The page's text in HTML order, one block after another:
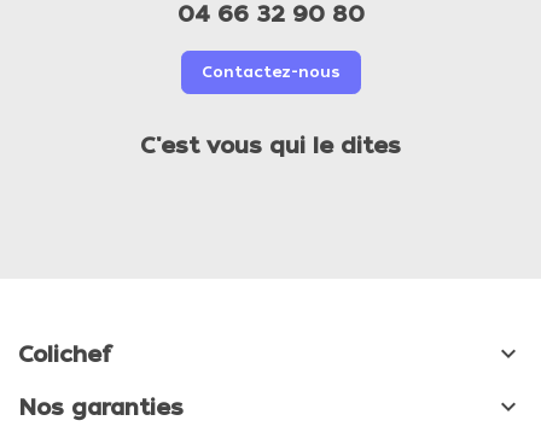
04 66 32 90 80
Contactez-nous
C'est vous qui le dites
Colichef 
Nos garanties 